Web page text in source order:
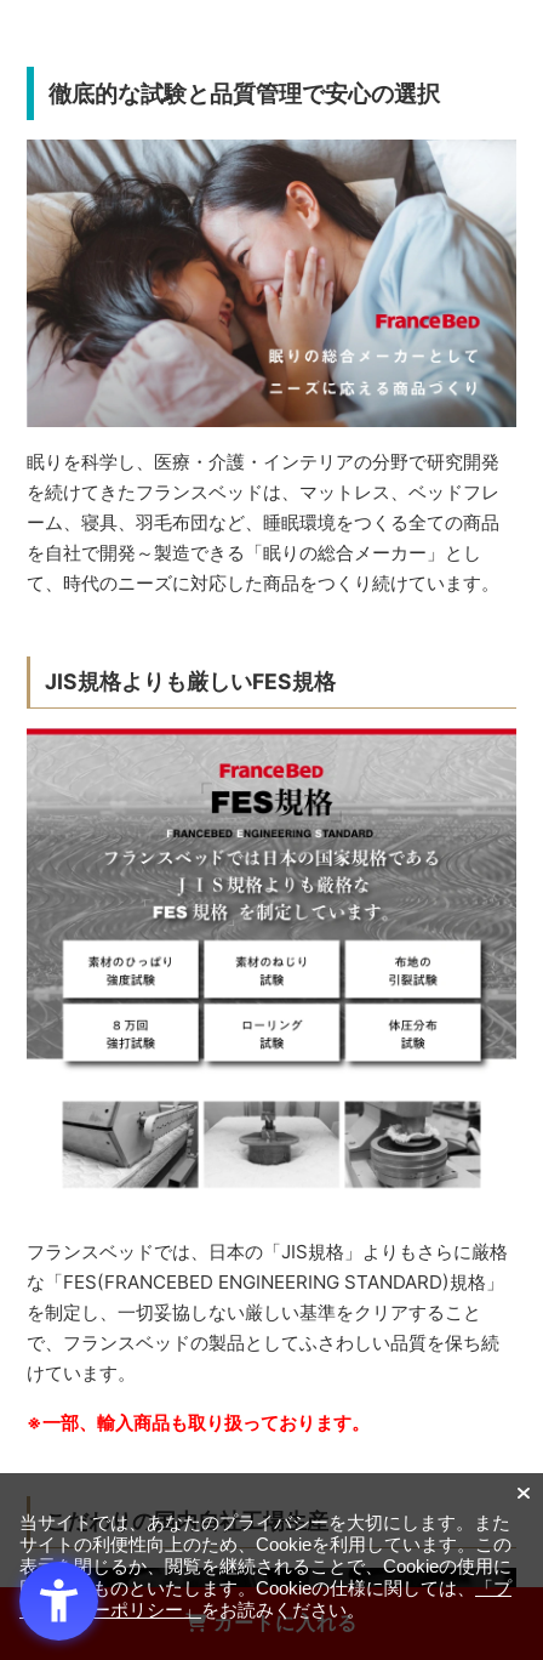
カートに入れる
徹底的な試験と品質管理で安心の選択
眠りを科学し、医療・介護・インテリアの分野で研究開発
を続けてきたフランスベッドは、マットレス、ベッドフレ
ーム、寝具、羽毛布団など、睡眠環境をつくる全ての商品
を自社で開発～製造できる「眠りの総合メーカー」とし
て、時代のニーズに対応した商品をつくり続けています。
JIS規格よりも厳しいFES規格
フランスベッドでは、日本の「JIS規格」よりもさらに厳格
な「FES(FRANCEBED ENGINEERING STANDARD)規格」
を制定し、一切妥協しない厳しい基準をクリアすること
で、フランスベッドの製品としてふさわしい品質を保ち続
けています。
※一部、輸入商品も取り扱っております。
こだわりの国内自社工場生産
当サイトでは、あなたのプライバシーを大切にします。また
サイトの利便性向上のため、Cookieを利用しています。この
表示を閉じるか、閲覧を継続されることで、Cookieの使用に
同意するものといたします。Cookieの仕様に関しては、「プ
ライバシーポリシー」をお読みください。